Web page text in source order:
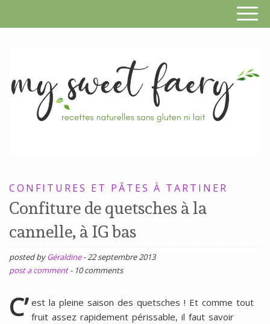
SANS
GLUTEN,
SANS
LAIT,
SOJA,
SANS
CONFITURES ET PÂTES À TARTINER
Confiture de quetsches à la
cannelle, à IG bas
posted byGéraldine -22 septembre 2013
post a comment - 10 comments
C’ est la pleine saison des quetsches ! Et comme tout
fruit assez rapidement périssable, il faut savoir